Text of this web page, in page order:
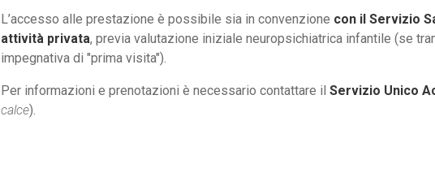
L’accesso alle prestazione è possibile sia in convenzione con il Servizio
attività privata, previa valutazione iniziale neuropsichiatrica infantile (se
impegnativa di "prima visita").
Per informazioni e prenotazioni è necessario contattare il Servizio Unico
calce).